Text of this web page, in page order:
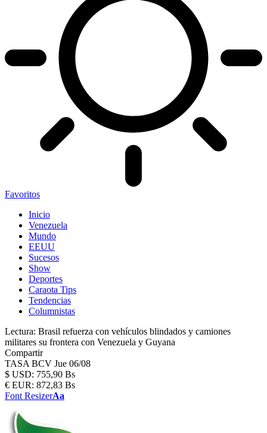
Favoritos
Inicio
Venezuela
Mundo
EEUU
Sucesos
Show
Deportes
Caraota Tips
Tendencias
Columnistas
Lectura: Brasil refuerza con vehículos blindados y camiones
militares su frontera con Venezuela y Guyana
Compartir
TASA BCV Jue 06/08
$ USD: 755,90 Bs
€ EUR: 872,83 Bs
Font ResizerAa